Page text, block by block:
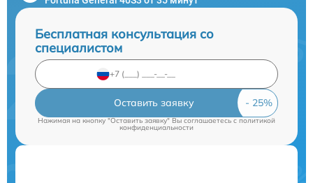
Бесплатная консультация со
специалистом
Оставить заявку
Нажимая на кнопку "Оставить заявку" Вы соглашаетесь cполитикой
конфиденциальности